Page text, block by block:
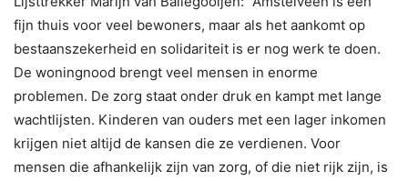
fijn thuis voor veel bewoners, maar als het aankomt op
bestaanszekerheid en solidariteit is er nog werk te doen.
De woningnood brengt veel mensen in enorme
problemen. De zorg staat onder druk en kampt met lange
wachtlijsten. Kinderen van ouders met een lager inkomen
krijgen niet altijd de kansen die ze verdienen. Voor
mensen die afhankelijk zijn van zorg, of die niet rijk zijn, is